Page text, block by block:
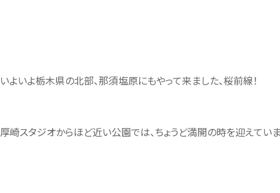
いよいよ栃木県の北部、那須塩原にもやって来ました、桜前線！
厚崎スタジオからほど近い公園では、ちょうど満開の時を迎えていま